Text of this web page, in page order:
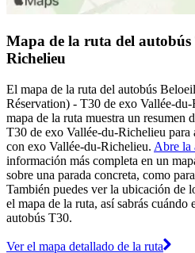
Mapa de la ruta del autobús
Richelieu
El mapa de la ruta del autobús
Réservation) - T30 de exo Vallée-
mapa de la ruta muestra un resumen
T30 de exo Vallée-du-Richelieu
con exo Vallée-du-Richelieu. Abre la
información más completa en un
sobre una parada concreta, como
También puedes ver la ubicación de
el mapa de la ruta, así sabrás cuándo
autobús T30.
Ver el mapa detallado de la ruta